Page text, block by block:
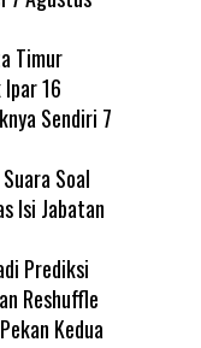
Timur
16
Sendiri 7
Soal
Isi Jabatan
Prediksi
Reshuffle
Kedua